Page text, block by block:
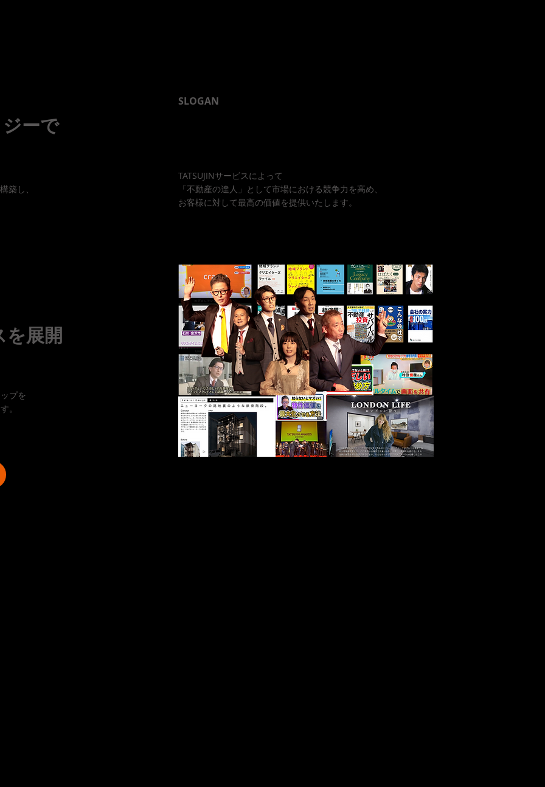
ーで
築し、
SLOGAN
TATSUJINサービスによって
「不動産の達人」として市場における競争力を高め、
お客様に対して最高の価値を提供いたします。
を展開
プを
。